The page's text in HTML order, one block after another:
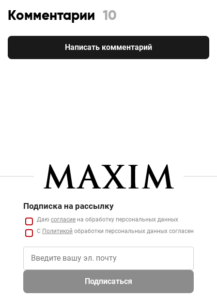
Комментарии 10
Написать комментарий
Подписка на рассылку
Даю согласие на обработку персональных данных
С Политикой обработки персональных данных согласен
Подписаться